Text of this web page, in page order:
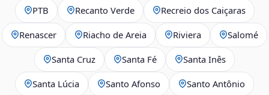
PTB Recanto Verde Recreio dos Caiçaras
Renascer Riacho de Areia Riviera Salomé
Santa Cruz Santa Fé Santa Inês
Santa Lúcia Santo Afonso Santo Antônio